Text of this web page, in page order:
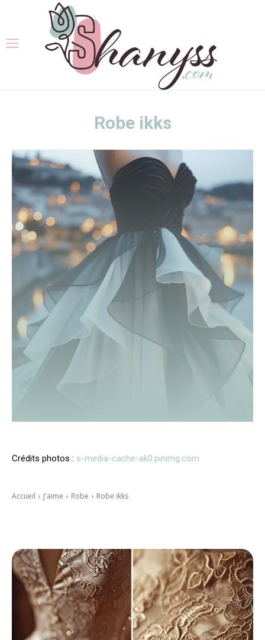
Robe ikks
Crédits photos : s-media-cache-ak0.pinimg.com
Accueil J'aime Robe Robe ikks